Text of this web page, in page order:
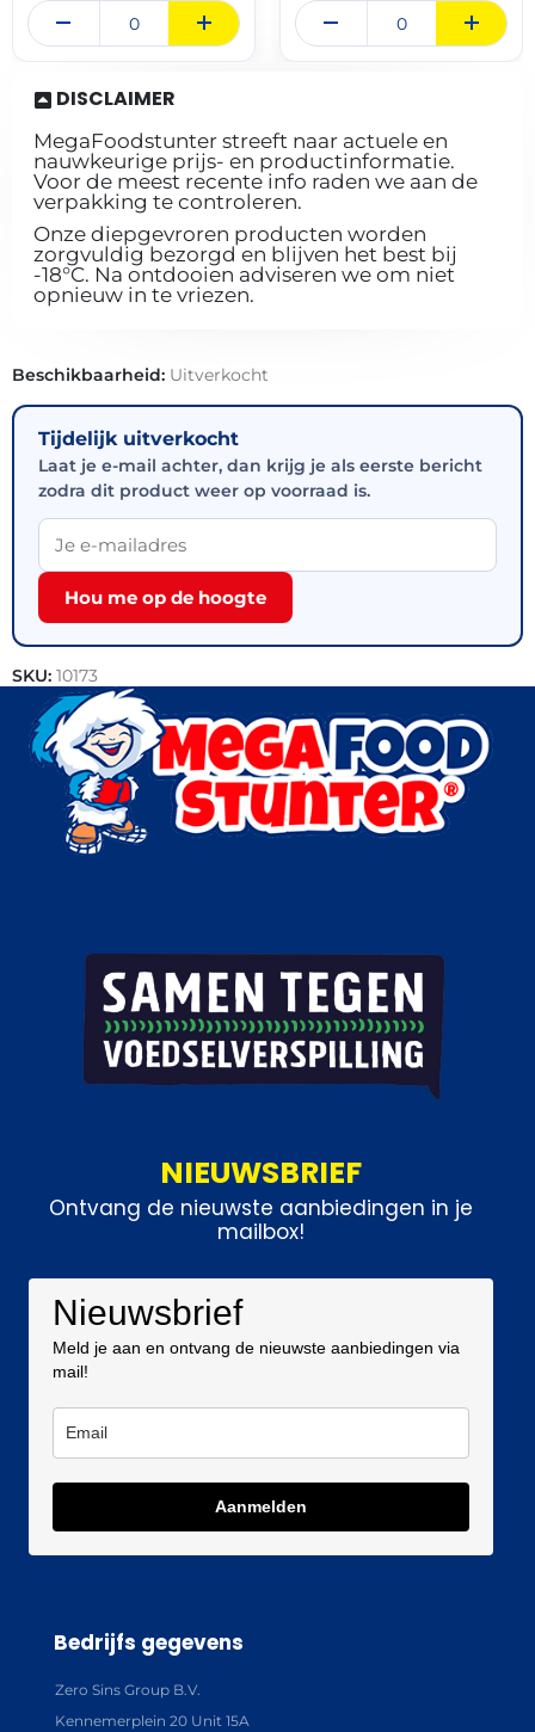
DISCLAIMER
MegaFoodstunter streeft naar actuele en
nauwkeurige prijs- en productinformatie.
Voor de meest recente info raden we aan de
verpakking te controleren.
Onze diepgevroren producten worden
zorgvuldig bezorgd en blijven het best bij
-18°C. Na ontdooien adviseren we om niet
opnieuw in te vriezen.
Beschikbaarheid: Uitverkocht
Tijdelijk uitverkocht
Laat je e-mail achter, dan krijg je als eerste bericht
zodra dit product weer op voorraad is.
Hou me op de hoogte
SKU: 10173
Categorie: Outlet
NIEUWSBRIEF
Ontvang de nieuwste aanbiedingen in je
mailbox!
Nieuwsbrief
Meld je aan en ontvang de nieuwste aanbiedingen via
mail!
Aanmelden
Bedrijfs gegevens
Zero Sins Group B.V.
Kennemerplein 20 Unit 15A